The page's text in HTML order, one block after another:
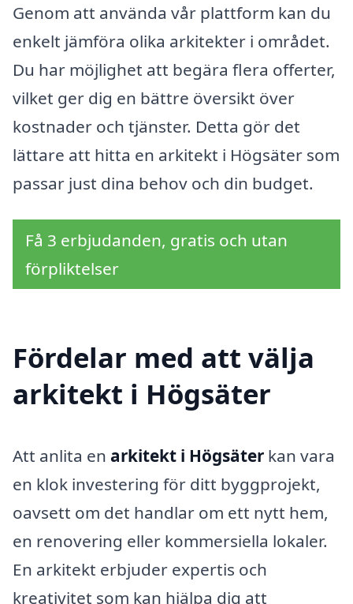
Genom att använda vår plattform kan du
enkelt jämföra olika arkitekter i området.
Du har möjlighet att begära flera offerter,
vilket ger dig en bättre översikt över
kostnader och tjänster. Detta gör det
lättare att hitta en arkitekt i Högsäter som
passar just dina behov och din budget.
Få 3 erbjudanden, gratis och utan
förpliktelser
Fördelar med att välja
arkitekt i Högsäter
Att anlita en arkitekt i Högsäter kan vara
en klok investering för ditt byggprojekt,
oavsett om det handlar om ett nytt hem,
en renovering eller kommersiella lokaler.
En arkitekt erbjuder expertis och
kreativitet som kan hjälpa dig att